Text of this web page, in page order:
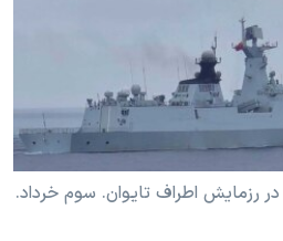
۲۰۲۴
رزمایش اطراف تایوان. سوم خرداد.